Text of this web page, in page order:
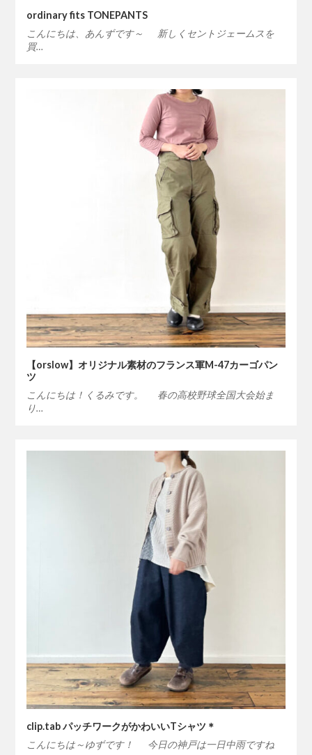
ordinary fits TONEPANTS
こんにちは、あんずです～ 新しくセントジェームスを
買…
【orslow】オリジナル素材のフランス軍M-47カーゴパン
ツ
こんにちは！くるみです。 春の高校野球全国大会始ま
り…
clip.tab パッチワークがかわいいTシャツ＊
こんにちは～ゆずです！ 今日の神戸は一日中雨ですね